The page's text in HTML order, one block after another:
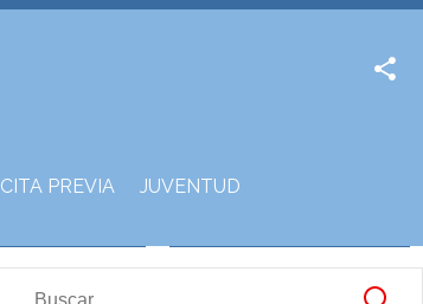
CITA PREVIA JUVENTUD